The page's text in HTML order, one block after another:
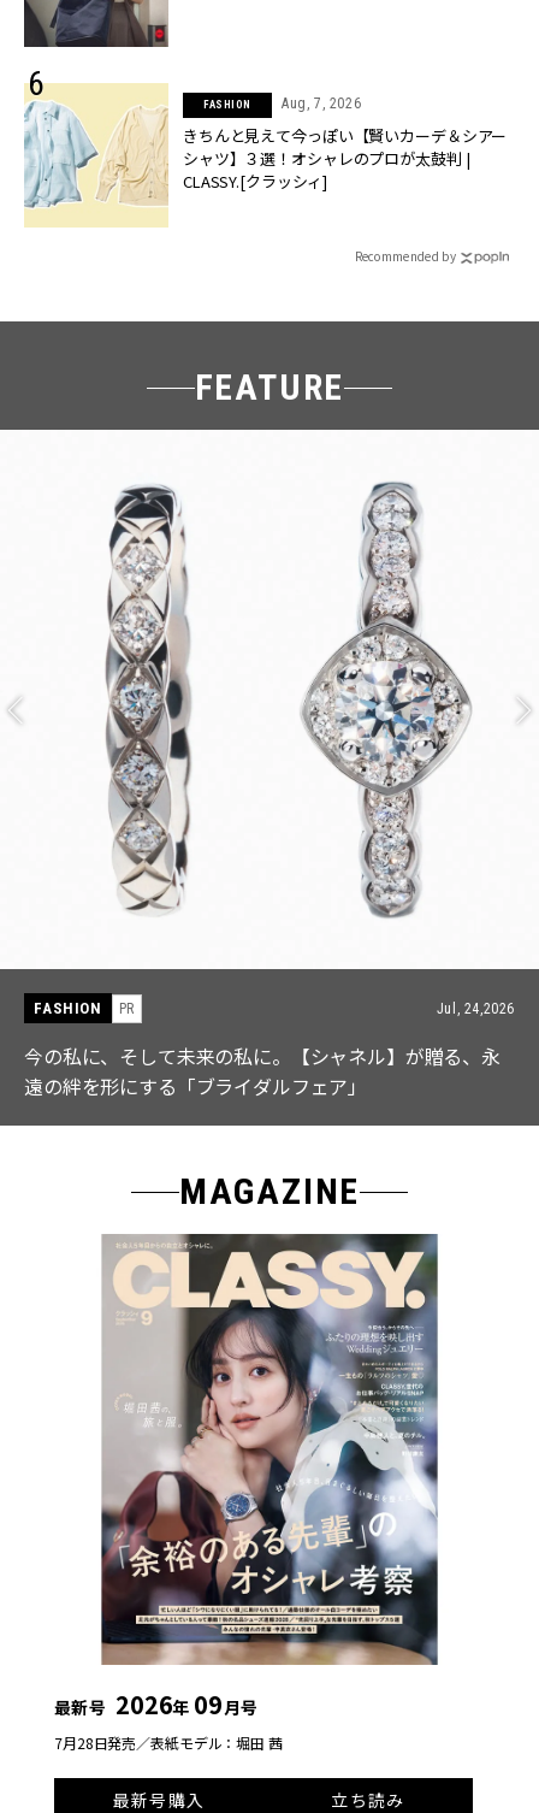
FASHION Aug, 7, 2026
きちんと見えて今っぽい【賢いカーデ＆シアー
シャツ】３選！オシャレのプロが太鼓判 |
CLASSY.[クラッシィ]
Recommended by
FEATURE
FASHION PR Jul, 15,2026
【ICB】人気インフルエンサーと共同制作! 週5で着たく
なる「名品ブラウス」２選
MAGAZINE
最新号 2026年 09月号
7月28日発売／表紙モデル：堀田 茜
最新号購入
立ち読み